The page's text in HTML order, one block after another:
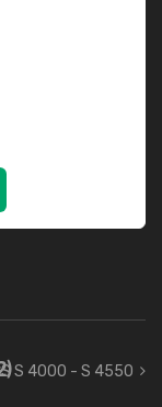
S 4000 - S 4550